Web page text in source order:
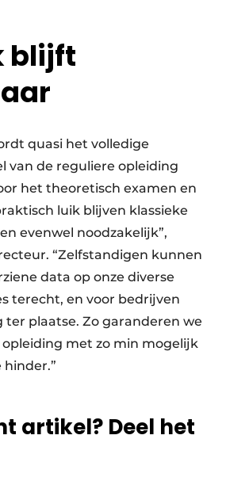
blijft
quasi het volledige
van de reguliere opleiding
het theoretisch examen en
luik blijven klassieke
evenwel noodzakelijk”,
“Zelfstandigen kunnen
data op onze diverse
terecht, en voor bedrijven
ter plaatse. Zo garanderen we
met zo min mogelijk
artikel? Deel het